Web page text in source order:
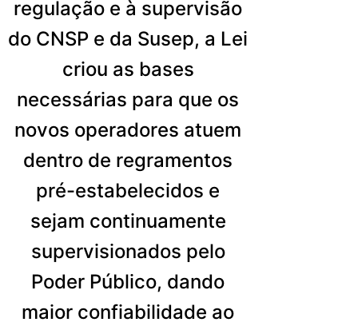
regulação e à supervisão
do CNSP e da Susep, a Lei
criou as bases
necessárias para que os
novos operadores atuem
dentro de regramentos
pré-estabelecidos e
sejam continuamente
supervisionados pelo
Poder Público, dando
maior confiabilidade ao